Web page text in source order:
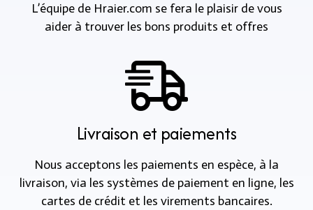
L’équipe de Hraier.com se fera le plaisir de vous
aider à trouver les bons produits et offres
Livraison et paiements
Nous acceptons les paiements en espèce, à la
livraison, via les systèmes de paiement en ligne, les
cartes de crédit et les virements bancaires.